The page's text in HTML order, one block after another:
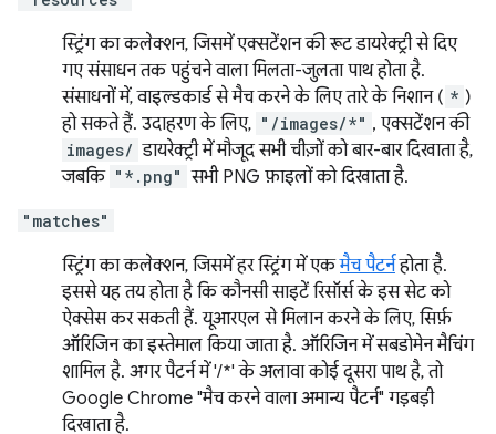
स्ट्रिंग का कलेक्शन, जिसमें एक्सटेंशन की रूट डायरेक्ट्री से दिए
गए संसाधन तक पहुंचने वाला मिलता-जुलता पाथ होता है.
संसाधनों में, वाइल्डकार्ड से मैच करने के लिए तारे के निशान ( * )
हो सकते हैं. उदाहरण के लिए, "/images/*" , एक्सटेंशन की
images/ डायरेक्ट्री में मौजूद सभी चीज़ों को बार-बार दिखाता है,
जबकि "*.png" सभी PNG फ़ाइलों को दिखाता है.
"matches"
स्ट्रिंग का कलेक्शन, जिसमें हर स्ट्रिंग में एकमैच पैटर्नहोता है.
इससे यह तय होता है कि कौनसी साइटें रिसॉर्स के इस सेट को
ऐक्सेस कर सकती हैं. यूआरएल से मिलान करने के लिए, सिर्फ़
ऑरिजिन का इस्तेमाल किया जाता है. ऑरिजिन में सबडोमेन मैचिंग
शामिल है. अगर पैटर्न में '/*' के अलावा कोई दूसरा पाथ है, तो
Google Chrome "मैच करने वाला अमान्य पैटर्न" गड़बड़ी
दिखाता है.